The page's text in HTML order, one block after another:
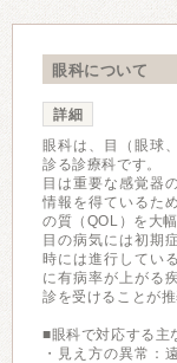
眼科について
詳細
眼科は、目（眼球
診る診療科です。
目は重要な感覚器
情報を得ているた
の質（QOL）を大
目の病気には初期
時には進行してい
に有病率が上がる
診を受けることが推
■眼科で対応する主
・見え方の異常：